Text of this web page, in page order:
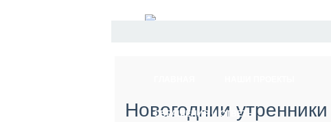
ОБРАЩЕНИЯ И ОТВЕТЫ
Новогоднии